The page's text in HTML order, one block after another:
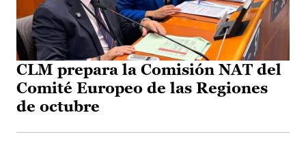
CLM prepara la Comisión NAT del
Comité Europeo de las Regiones
de octubre